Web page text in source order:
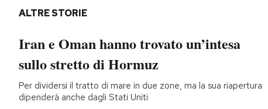
ALTRE STORIE
Iran e Oman hanno trovato un’intesa
sullo stretto di Hormuz
Per dividersi il tratto di mare in due zone, ma la sua riapertura
dipenderà anche dagli Stati Uniti